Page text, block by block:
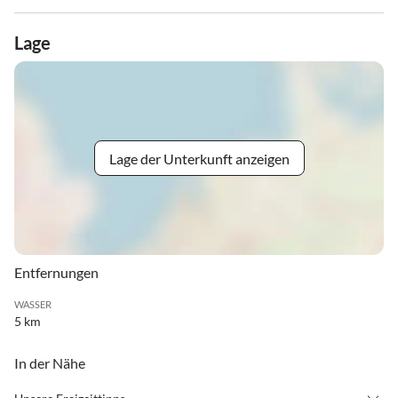
Lage
Lage der Unterkunft anzeigen
Entfernungen
WASSER
5 km
In der Nähe